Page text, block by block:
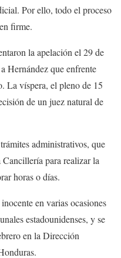
Por ello, todo el proceso
firme.
la apelación el 29 de
Hernández que enfrente
La víspera, el pleno de 15
de un juez natural de
administrativos, que
para realizar la
horas o días.
en varias ocasiones
estadounidenses, y se
en la Dirección